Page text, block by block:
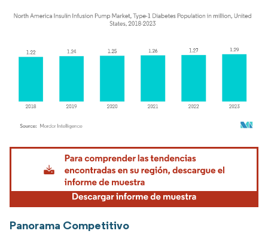
Imagen © Mordor Intelligence. El uso requiere atribución según CC BY 4.0.
Panorama Competitivo